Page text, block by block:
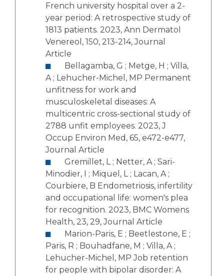
French university hospital over a 2-
year period: A retrospective study of
1813 patients. 2023, Ann Dermatol
Venereol, 150, 213-214, Journal
Article
A ; Lehucher-Michel, MP Permanent
unfitness for work and
musculoskeletal diseases: A
multicentric cross-sectional study of
2788 unfit employees. 2023, J
Occup Environ Med, 65, e472-e477,
Journal Article
Minodier, I ; Miquel, L ; Lacan, A ;
Courbiere, B Endometriosis, infertility
and occupational life: women's plea
for recognition. 2023, BMC Womens
Health, 23, 29, Journal Article
Paris, R ; Bouhadfane, M ; Villa, A ;
Lehucher-Michel, MP Job retention
for people with bipolar disorder: A